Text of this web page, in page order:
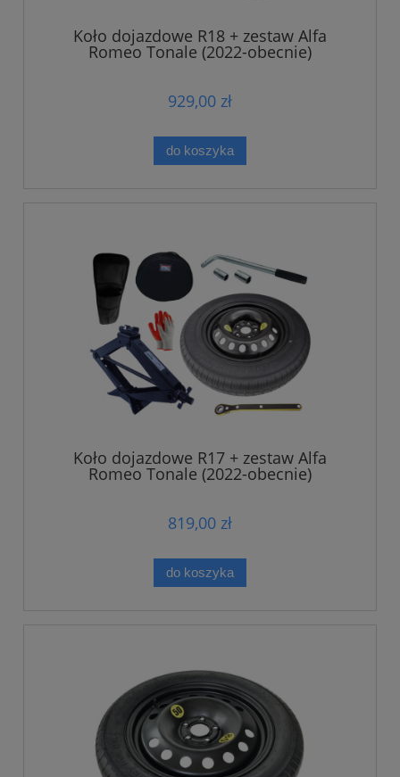
Koło dojazdowe R18 + zestaw Alfa
Romeo Tonale (2022-obecnie)
929,00 zł
do koszyka
Koło dojazdowe R17 + zestaw Alfa
Romeo Tonale (2022-obecnie)
819,00 zł
do koszyka